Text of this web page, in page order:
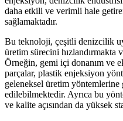
daha etkili ve verimli hale
sağlamaktadır.
Bu teknoloji, çeşitli denizcilik
üretim sürecini hızlandırmakta
Örneğin, gemi içi donanım ve
parçalar, plastik enjeksiyon
geleneksel üretim yöntemlerine
edilebilmektedir. Ayrıca bu
ve kalite açısından da yüksek